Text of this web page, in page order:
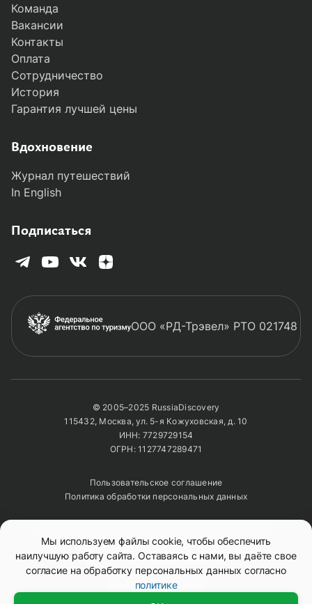
MODAL-ARRIVALS
Смотреть тур
Команда
Вакансии
Контакты
Оплата
Сотрудничество
История
Гарантия лучшей цены
Вдохновение
Журнал путешествий
In English
Подписаться
ООО «РД-Трэвел» РТО 021748
© 2005–2025 RussiaDiscovery
115432, Москва, ул. 5-я Кожуховская, д. 10
ИНН: 7729729154
ОГРН: 1127747289471
Пользовательское соглашение
Политика обработки персональных данных
текстов возможно только с указанием активной
ссылки на сайтRussiaDiscovery
Mono&Background
Мы используем файлы cookie, чтобы обеспечить
наилучшую работу сайта. Оставаясь с нами, вы даёте свое
согласие на обработку персональных данных согласно
политике